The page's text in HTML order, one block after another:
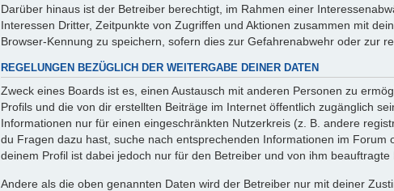
Darüber hinaus ist der Betreiber berechtigt, im Rahmen einer
Interessen Dritter, Zeitpunkte von Zugriffen und Aktionen zusammen mit
Browser-Kennung zu speichern, sofern dies zur Gefahrenabwehr oder zur
REGELUNGEN BEZÜGLICH DER WEITERGABE DEINER DATEN
Zweck eines Boards ist es, einen Austausch mit anderen Personen zu
Profils und die von dir erstellten Beiträge im Internet öffentlich zugänglich
Informationen nur für einen eingeschränkten Nutzerkreis (z. B. andere
du Fragen dazu hast, suche nach entsprechenden Informationen im
deinem Profil ist dabei jedoch nur für den Betreiber und von ihm beauftragte
Andere als die oben genannten Daten wird der Betreiber nur mit deiner